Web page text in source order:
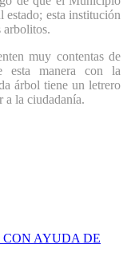
estado; esta institución
arbolitos.
muy contentas de
esta manera con la
árbol tiene un letrero
a la ciudadanía.